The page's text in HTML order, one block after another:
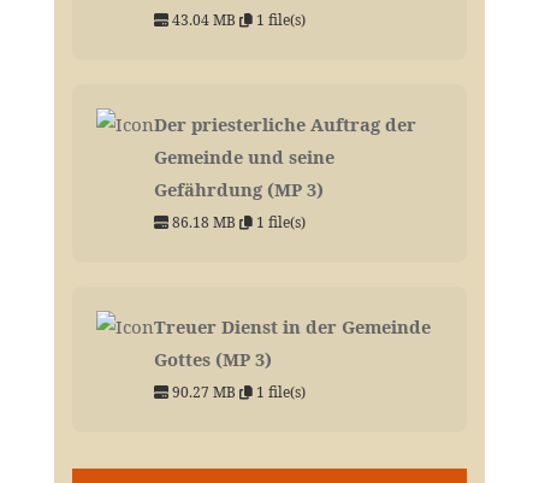
43.04 MB 1 file(s)
Der priesterliche Auftrag der
Gemeinde und seine
Gefährdung (MP 3)
86.18 MB 1 file(s)
Treuer Dienst in der Gemeinde
Gottes (MP 3)
90.27 MB 1 file(s)